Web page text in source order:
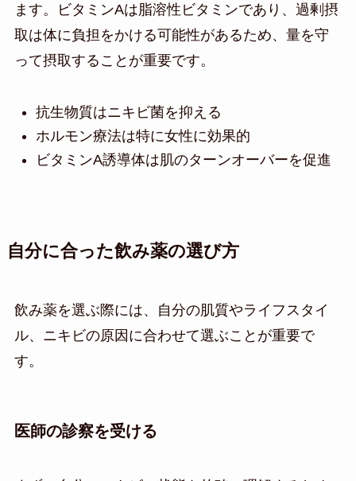
ます。ビタミンAは脂溶性ビタミンであり、過剰摂
取は体に負担をかける可能性があるため、量を守
って摂取することが重要です。
抗生物質はニキビ菌を抑える
ホルモン療法は特に女性に効果的
ビタミンA誘導体は肌のターンオーバーを促進
自分に合った飲み薬の選び方
飲み薬を選ぶ際には、自分の肌質やライフスタイ
ル、ニキビの原因に合わせて選ぶことが重要で
す。
医師の診察を受ける